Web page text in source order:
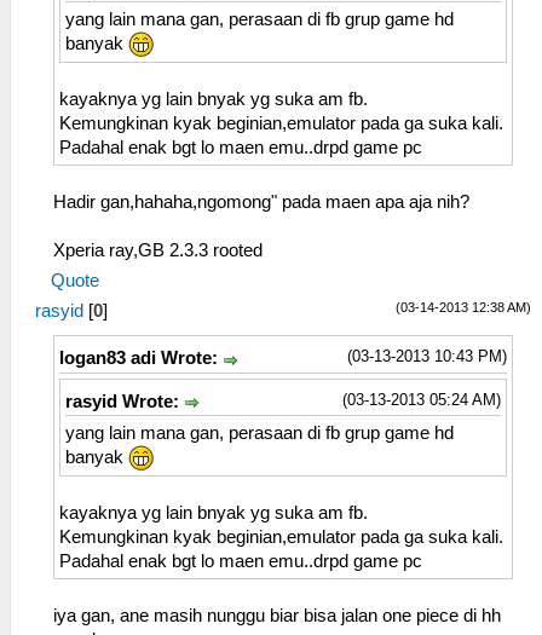
yang lain mana gan, perasaan di fb grup game hd
banyak
kayaknya yg lain bnyak yg suka am fb.
Kemungkinan kyak beginian,emulator pada ga suka kali.
Padahal enak bgt lo maen emu..drpd game pc
Hadir gan,hahaha,ngomong" pada maen apa aja nih?
Xperia ray,GB 2.3.3 rooted
Quote
(03-14-2013 12:38 AM)
rasyid [0]
(03-13-2013 10:43 PM)
logan83 adi Wrote:
(03-13-2013 05:24 AM)
rasyid Wrote:
yang lain mana gan, perasaan di fb grup game hd
banyak
kayaknya yg lain bnyak yg suka am fb.
Kemungkinan kyak beginian,emulator pada ga suka kali.
Padahal enak bgt lo maen emu..drpd game pc
iya gan, ane masih nunggu biar bisa jalan one piece di hh